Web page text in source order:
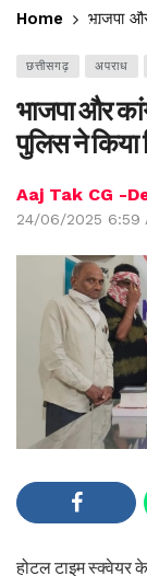
Home भाजपा
छत्तीसगढ़ अपराध
भाजपा और
पुलिस ने
Aaj Tak CG -
24/06/2025 6:59
होटल टाइम स्क्वेयर